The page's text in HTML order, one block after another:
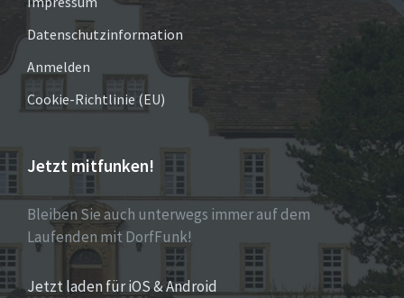
Datenschutzinformation
Anmelden
Cookie-Richtlinie (EU)
Jetzt mitfunken!
Bleiben Sie auch unterwegs immer auf dem
Laufenden mit DorfFunk!
Jetzt laden für iOS & Android